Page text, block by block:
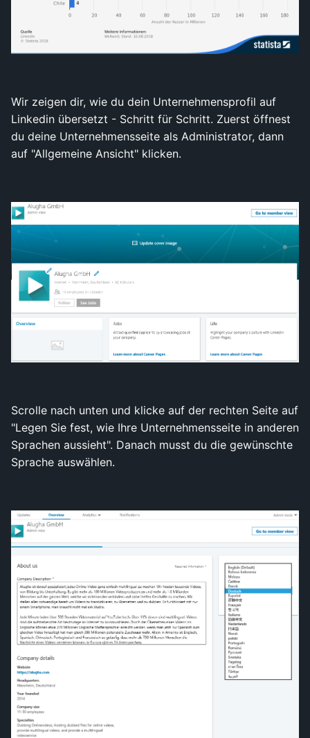
Wir zeigen dir, wie du dein Unternehmensprofil auf
Linkedin übersetzt - Schritt für Schritt. Zuerst öffnest
du deine Unternehmensseite als Administrator, dann
auf "Allgemeine Ansicht" klicken.
Scrolle nach unten und klicke auf der rechten Seite auf
"Legen Sie fest, wie Ihre Unternehmensseite in anderen
Sprachen aussieht". Danach musst du die gewünschte
Sprache auswählen.